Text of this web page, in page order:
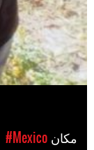
#Mexico